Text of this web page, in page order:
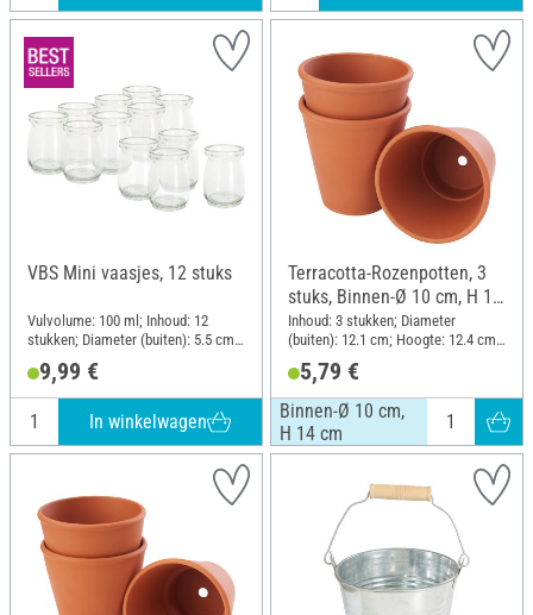
VBS Mini vaasjes, 12 stuks
Vulvolume: 100 ml; Inhoud: 12
stukken; Diameter (buiten): 5.5 cm;
9,99 €
In winkelwagen
Terracotta-Rozenpotten, 3
stuks, Binnen-Ø 10 cm, H 14
cm
Inhoud: 3 stukken; Diameter
(buiten): 12.1 cm; Hoogte: 12.4 cm;
5,79 €
Binnen-Ø 10 cm,
H 14 cm